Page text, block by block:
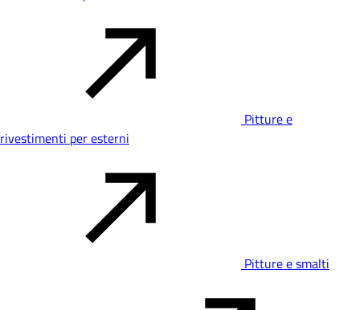
Pitture e
rivestimenti per esterni
Pitture e smalti